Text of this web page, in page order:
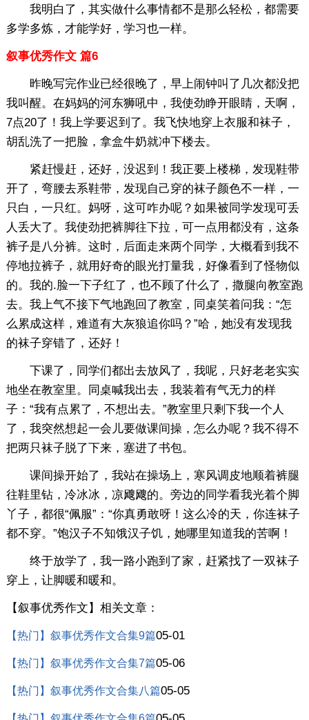
我明白了，其实做什么事情都不是那么轻松，都需要
多学多炼，才能学好，学习也一样。
叙事优秀作文 篇6
昨晚写完作业已经很晚了，早上闹钟叫了几次都没把
我叫醒。在妈妈的河东狮吼中，我使劲睁开眼睛，天啊，
7点20了！我上学要迟到了。我飞快地穿上衣服和袜子，
胡乱洗了一把脸，拿盒牛奶就冲下楼去。
紧赶慢赶，还好，没迟到！我正要上楼梯，发现鞋带
开了，弯腰去系鞋带，发现自己穿的袜子颜色不一样，一
只白，一只红。妈呀，这可咋办呢？如果被同学发现可丢
人丢大了。我使劲把裤脚往下拉，可一点用都没有，这条
裤子是八分裤。这时，后面走来两个同学，大概看到我不
停地拉裤子，就用好奇的眼光打量我，好像看到了怪物似
的。我的.脸一下子红了，也不顾了什么了，撒腿向教室跑
去。我上气不接下气地跑回了教室，同桌笑着问我：“怎
么累成这样，难道有大灰狼追你吗？”哈，她没有发现我
的袜子穿错了，还好！
下课了，同学们都出去放风了，我呢，只好老老实实
地坐在教室里。同桌喊我出去，我装着有气无力的样
子：“我有点累了，不想出去。”教室里只剩下我一个人
了，我突然想起一会儿要做课间操，怎么办呢？我不得不
把两只袜子脱了下来，塞进了书包。
课间操开始了，我站在操场上，寒风调皮地顺着裤腿
往鞋里钻，冷冰冰，凉飕飕的。旁边的同学看我光着个脚
丫子，都很“佩服”：“你真勇敢呀！这么冷的天，你连袜子
都不穿。”饱汉子不知饿汉子饥，她哪里知道我的苦啊！
终于放学了，我一路小跑到了家，赶紧找了一双袜子
穿上，让脚暖和暖和。
【叙事优秀作文】相关文章：
【热门】叙事优秀作文合集9篇05-01
【热门】叙事优秀作文合集7篇05-06
【热门】叙事优秀作文合集八篇05-05